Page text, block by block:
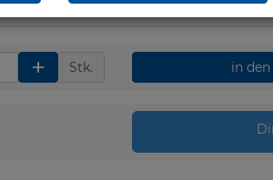
Stk. in